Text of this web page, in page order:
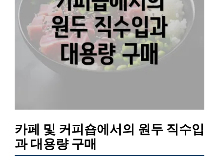
카페 및 커피숍에서의 원두 직수입
과 대용량 구매